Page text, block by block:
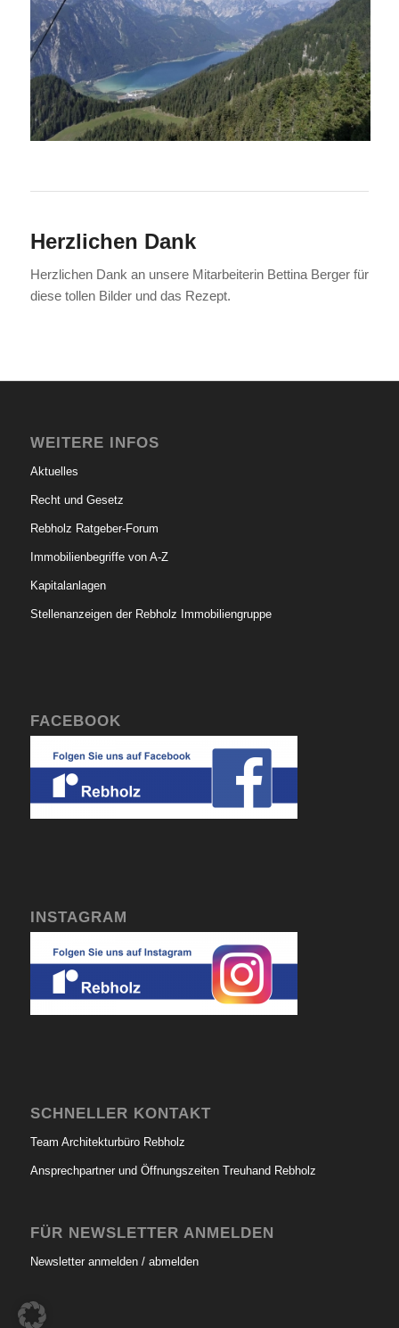
Herzlichen Dank
Herzlichen Dank an unsere Mitarbeiterin Bettina Berger für
diese tollen Bilder und das Rezept.
WEITERE INFOS
Aktuelles
Recht und Gesetz
Rebholz Ratgeber-Forum
Immobilienbegriffe von A-Z
Kapitalanlagen
Stellenanzeigen der Rebholz Immobiliengruppe
FACEBOOK
INSTAGRAM
SCHNELLER KONTAKT
Team Architekturbüro Rebholz
Ansprechpartner und Öffnungszeiten Treuhand Rebholz
FÜR NEWSLETTER ANMELDEN
Newsletter anmelden / abmelden